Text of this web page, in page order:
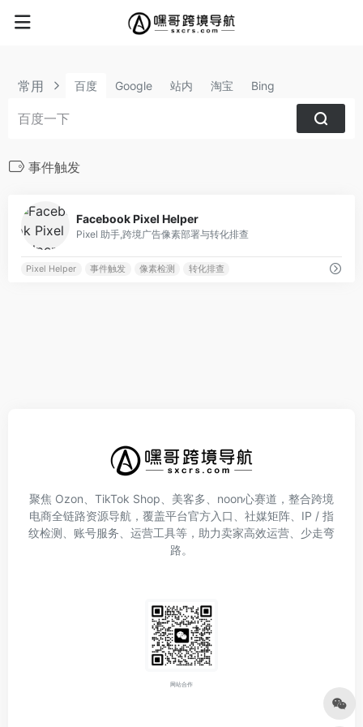
常用 百度 Google 站内 淘宝 Bing
事件触发
Facebook Pixel Helper
Pixel 助手,跨境广告像素部署与转化排查
Pixel Helper 事件触发 像素检测 转化排查
聚焦 Ozon、TikTok Shop、美客多、noon心赛道，整合跨境
电商全链路资源导航，覆盖平台官方入口、社媒矩阵、IP / 指
纹检测、账号服务、运营工具等，助力卖家高效运营、少走弯
路。
网站合作